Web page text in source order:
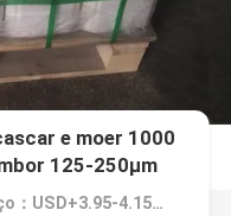
e moer 1000
125-250μm
Preço：USD+3.95-4.15+Kg